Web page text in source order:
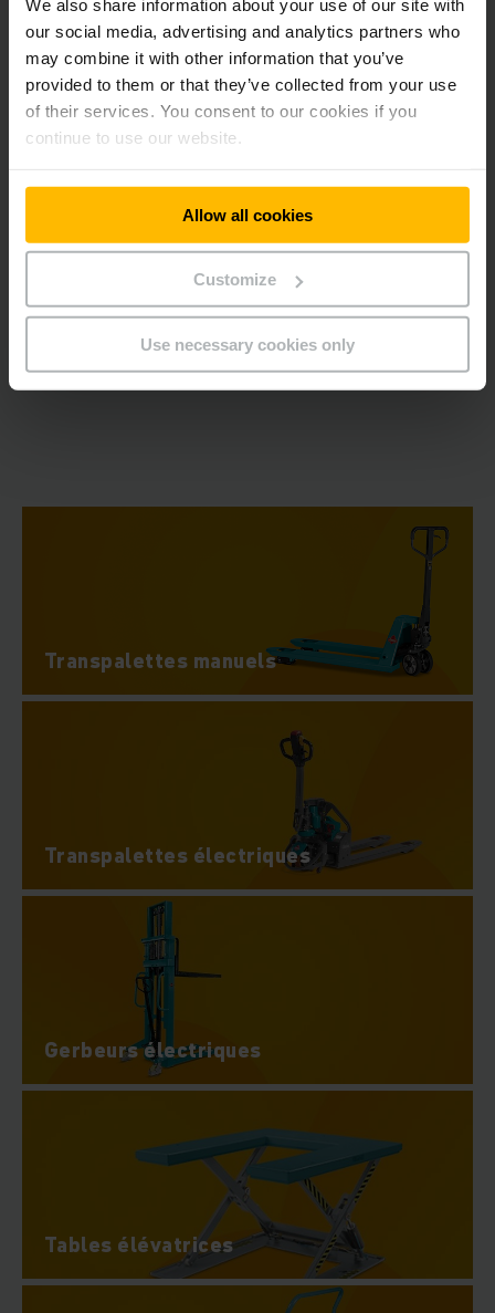
We also share information about your use of our site with
our social media, advertising and analytics partners who
may combine it with other information that you’ve
provided to them or that they’ve collected from your use
of their services. You consent to our cookies if you
continue to use our website.
Allow all cookies
Customize
Use necessary cookies only
3300 - 4800 mm
2000 - 3000 kg
à partir de18 299,00
ACHETER EN LIGNE
PRENDRE CONTACT
FACTSHEET
Transpalettes manuels
Transpalettes électriques
Gerbeurs électriques
Tables élévatrices